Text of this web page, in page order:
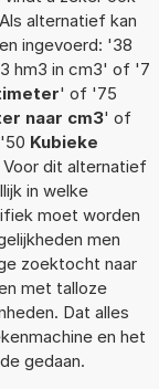
alternatief kan
ingevoerd: '38
hm3 in cm3' of '7
' of '75
naar cm3' of
Kubieke
Voor dit alternatief
in welke
moet worden
men
zoektocht naar
met talloze
Dat alles
en het
gedaan.